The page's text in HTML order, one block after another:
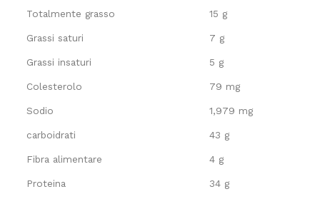
Totalmente grasso 15 g
Grassi saturi 7 g
Grassi insaturi 5 g
Colesterolo 79 mg
Sodio 1,979 mg
carboidrati 43 g
Fibra alimentare 4 g
Proteina 34 g